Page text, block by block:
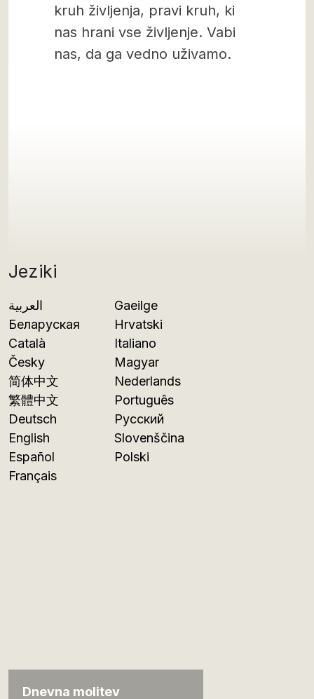
Jeziki
العربية
Беларуская
Català
Česky
简体中文
繁體中文
Deutsch
English
Español
Français
Gaeilge
Hrvatski
Italiano
Magyar
Nederlands
Português
Русский
Slovenščina
Polski
Dnevna molitev
kruh življenja, pravi kruh, ki
nas hrani vse življenje. Vabi
nas, da ga vedno uživamo.